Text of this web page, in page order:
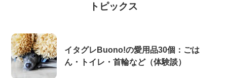
トピックス
イタグレBuono!の愛用品30個：ごは
ん・トイレ・首輪など（体験談）